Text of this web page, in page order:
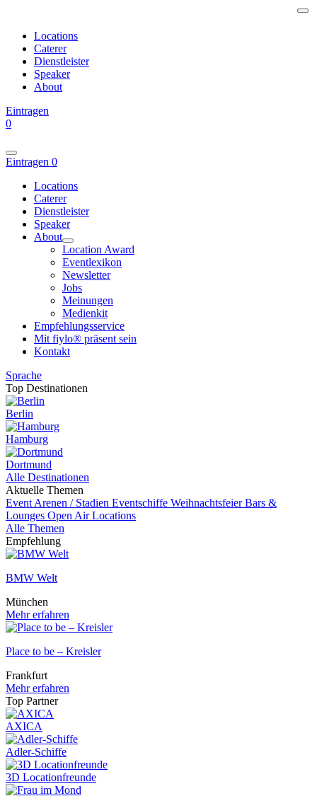
Locations
Caterer
Dienstleister
Speaker
About
Eintragen
0
Eintragen 0
Locations
Caterer
Dienstleister
Speaker
About
Location Award
Eventlexikon
Newsletter
Jobs
Meinungen
Medienkit
Empfehlungsservice
Mit fiylo® präsent sein
Kontakt
Sprache
Top Destinationen
Berlin
Hamburg
Dortmund
Alle Destinationen
Aktuelle Themen
Event Arenen / Stadien Eventschiffe WeihnachtsfeierBars &
Lounges Open Air Locations
Alle Themen
Empfehlung
BMW Welt
München
Mehr erfahren
Place to be – Kreisler
Frankfurt
Mehr erfahren
Top Partner
AXICA
Adler-Schiffe
3D Locationfreunde